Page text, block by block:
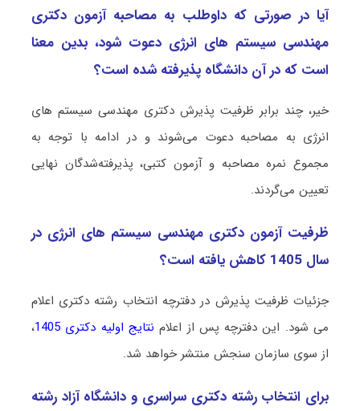
آیا در صورتی که داوطلب به مصاحبه آزمون دکتری
مهندسی سیستم ‌های انرژی دعوت شود، بدین معنا
است که در آن دانشگاه پذیرفته شده است؟
خیر، چند برابر ظرفیت پذیرش دکتری مهندسی سیستم ‌های
انرژی به مصاحبه دعوت می‌شوند و در ادامه با توجه به
مجموع نمره مصاحبه و آزمون کتبی، پذیرفته‌شدگان نهایی
تعیین می‌گردند.
ظرفیت آزمون دکتری مهندسی سیستم ‌های انرژی در
سال 1405 کاهش یافته است؟
جزئیات ظرفیت پذیرش در دفترچه انتخاب رشته دکتری اعلام
می شود. این دفترچه پس از اعلام نتایج اولیه دکتری 1405
،
از سوی سازمان سنجش منتشر خواهد شد.
برای انتخاب رشته دکتری سراسری و دانشگاه آزاد رشته